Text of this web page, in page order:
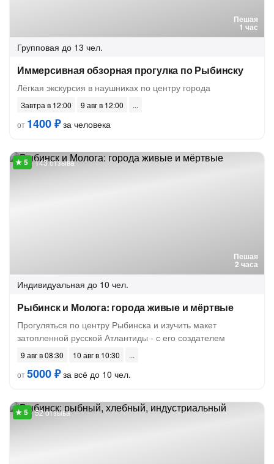
Пешая
1 час
Групповая до 13 чел.
Иммерсивная обзорная прогулка по Рыбинску
Лёгкая экскурсия в наушниках по центру города
Завтра в 12:00
9 авг в 12:00
от 1400 ₽за человека
Пешая
2 часа
143 отзыва
Индивидуальная до 10 чел.
Рыбинск и Молога: города живые и мёртвые
Прогуляться по центру Рыбинска и изучить макет
затопленной русской Атлантиды - с его создателем
9 авг в 08:30
10 авг в 10:30
от5000 ₽за всё до 10 чел.
52 отзыва